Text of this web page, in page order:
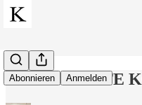
Abonnieren Anmelden
KERNPUNKTE